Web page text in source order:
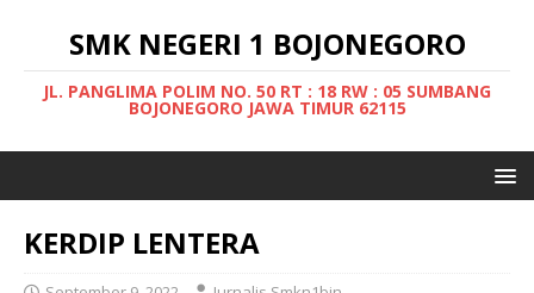
SMK NEGERI 1 BOJONEGORO
JL. PANGLIMA POLIM NO. 50 RT : 18 RW : 05 SUMBANG
BOJONEGORO JAWA TIMUR 62115
KERDIP LENTERA